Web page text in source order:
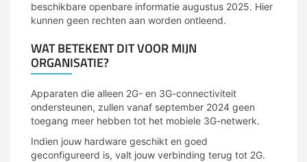
beschikbare openbare informatie augustus 2025. Hier
kunnen geen rechten aan worden ontleend.
WAT BETEKENT DIT VOOR MIJN
ORGANISATIE?
Apparaten die alleen 2G- en 3G-connectiviteit
ondersteunen, zullen vanaf september 2024 geen
toegang meer hebben tot het mobiele 3G-netwerk.
Indien jouw hardware geschikt en goed
geconfigureerd is, valt jouw verbinding terug tot 2G.